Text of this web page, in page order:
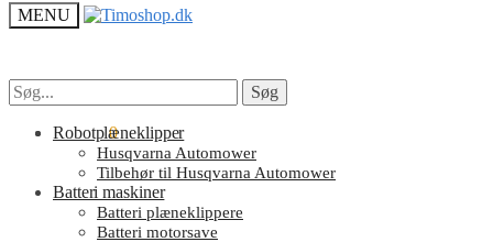
MENU
Søg
efter:
Søg
kr.0.00 0
Søg
efter:
Søg
Robotplæneklipper
Husqvarna Automower
Tilbehør til Husqvarna Automower
Batteri maskiner
Batteri plæneklippere
Batteri motorsave